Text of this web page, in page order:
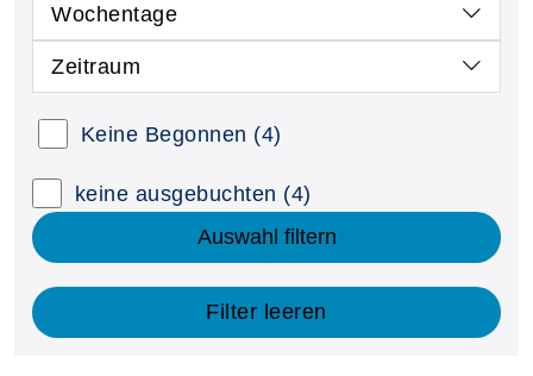
Wochentage
Zeitraum
Keine Begonnen (4)
keine ausgebuchten (4)
Auswahl filtern
Filter leeren